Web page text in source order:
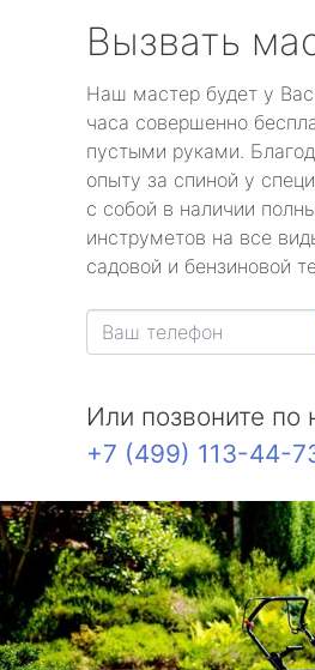
Вызвать
Наш мастер будет у
часа совершенно
пустыми руками.
опыту за спиной у
с собой в наличии
инструметов на все
садовой и бензиновой
Или позвоните по
+7 (499) 113-44-